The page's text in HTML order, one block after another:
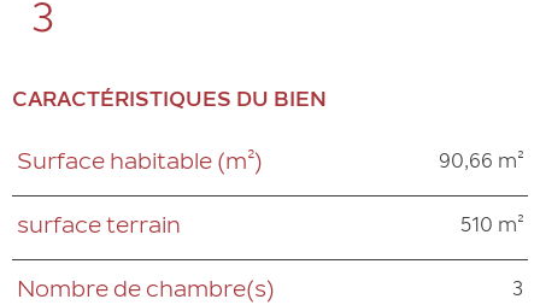
3
CARACTÉRISTIQUES DU BIEN
Caractéristiques Valeurs
Surface habitable (m²) 90,66 m²
surface terrain 510 m²
Nombre de chambre(s) 3